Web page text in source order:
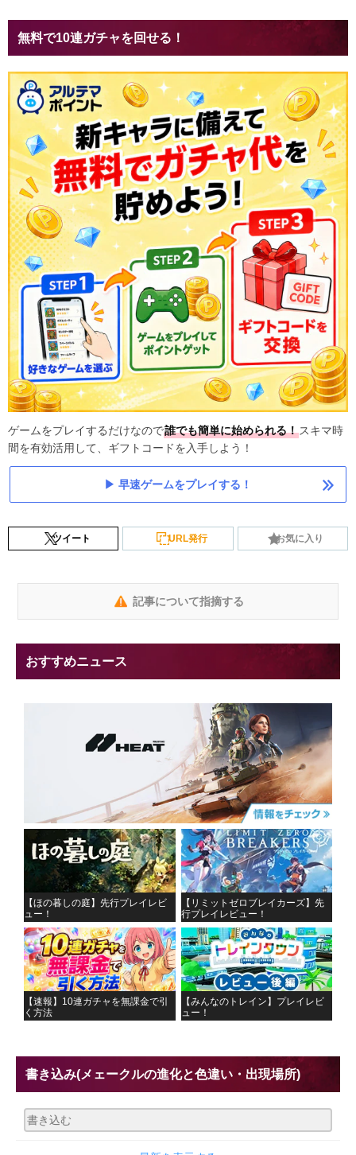
無料で10連ガチャを回せる！
ゲームをプレイするだけなので誰でも簡単に始められる！スキマ時
間を有効活用して、ギフトコードを入手しよう！
早速ゲームをプレイする！
ツイート URL発行 お気に入り
記事について指摘する
おすすめニュース
【ほの暮しの庭】先行プレイレビ
ュー！
【リミットゼロブレイカーズ】先
行プレイレビュー！
【速報】10連ガチャを無課金で引
く方法
【みんなのトレイン】プレイレビ
ュー！
書き込み(メェークルの進化と色違い・出現場所)